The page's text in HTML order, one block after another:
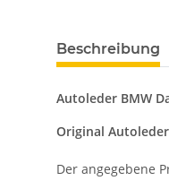
Beschreibung
Autoleder BMW
Original
Der angegebene